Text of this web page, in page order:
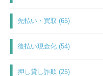
先払い・買取 (65)
後払い現金化 (54)
押し貸し詐欺 (25)